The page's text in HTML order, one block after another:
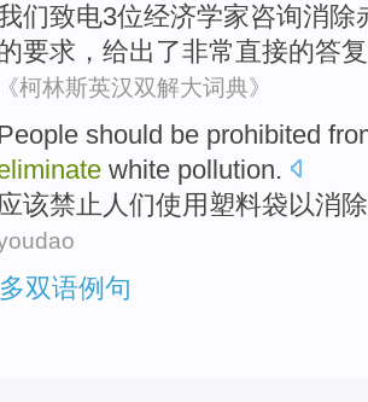
们致电3位经济学家咨询消除
要求，给出了非常直接的答复
《柯林斯英汉双解大词典》
should be prohibited
white pollution.
该禁止 人们使用 塑料袋以消除
双语例句